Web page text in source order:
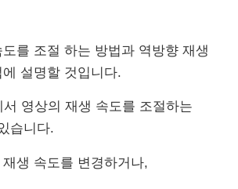
를 조절 하는 방법과 역방향 재생
설명할 것입니다.
영상의 재생 속도를 조절하는
습니다.
생 속도를 변경하거나,